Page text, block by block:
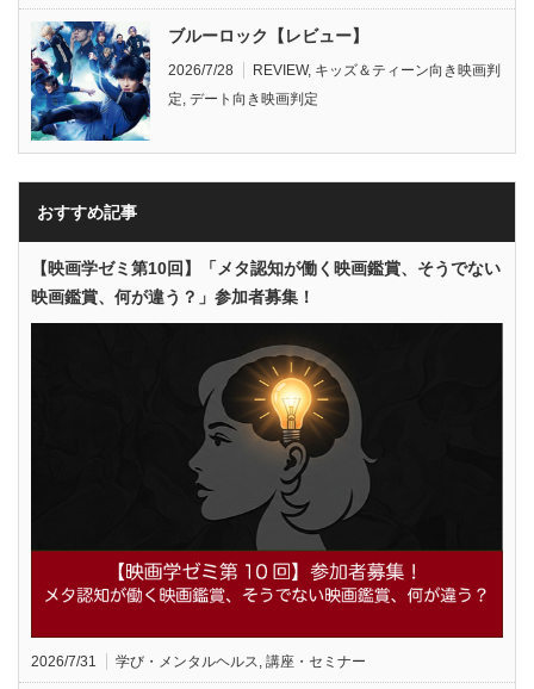
ブルーロック【レビュー】
2026/7/28 REVIEW, キッズ＆ティーン向き映画判
定, デート向き映画判定
おすすめ記事
【映画学ゼミ第10回】「メタ認知が働く映画鑑賞、そうでない
映画鑑賞、何が違う？」参加者募集！
2026/7/31 学び・メンタルヘルス, 講座・セミナー